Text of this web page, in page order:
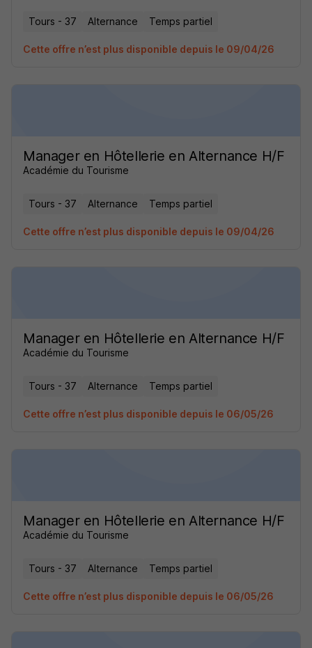
Tours - 37 Alternance Temps partiel
Cette offre n’est plus disponible depuis le 09/04/26
Manager en Hôtellerie en Alternance H/F
Académie du Tourisme
Tours - 37 Alternance Temps partiel
Cette offre n’est plus disponible depuis le 09/04/26
Manager en Hôtellerie en Alternance H/F
Académie du Tourisme
Tours - 37 Alternance Temps partiel
Cette offre n’est plus disponible depuis le 06/05/26
Manager en Hôtellerie en Alternance H/F
Académie du Tourisme
Tours - 37 Alternance Temps partiel
Cette offre n’est plus disponible depuis le 06/05/26